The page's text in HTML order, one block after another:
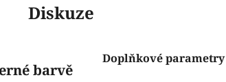
Diskuze
barvě
Doplňkové parametry